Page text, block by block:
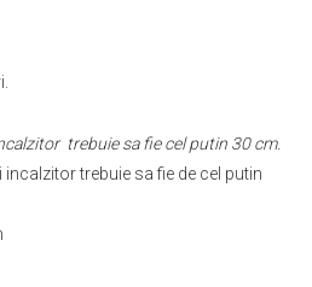
trebuie sa fie cel putin 30 cm.
incalzitor trebuie sa fie de cel putin